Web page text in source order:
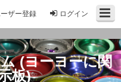
ログイン
ザー登録
(ヨーヨーに関
板)